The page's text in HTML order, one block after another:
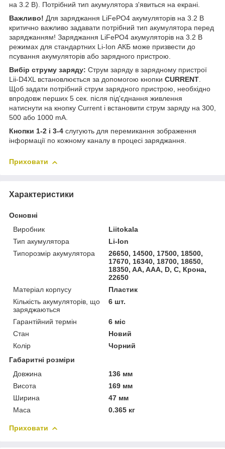
на 3.2 В). Потрібний тип акумулятора з'явиться на екрані.
Важливо! Для заряджання LiFePO4 акумуляторів на 3.2 В
критично важливо задавати потрібний тип акумулятора перед
заряджанням! Заряджання LiFePO4 акумуляторів на 3.2 В
режимах для стандартних Li-Ion АКБ може призвести до
псування акумуляторів або зарядного пристрою.
Вибір струму заряду: Струм заряду в зарядному пристрої
Lii-D4XL встановлюється за допомогою кнопки CURRENT.
Щоб задати потрібний струм зарядного пристрою, необхідно
впродовж перших 5 сек. після під'єднання живлення
натиснути на кнопку Current і встановити струм заряду на 300,
500 або 1000 mA.
Кнопки 1-2 і 3-4 слугують для перемикання зображення
інформації по кожному каналу в процесі заряджання.
Приховати
Характеристики
Основні
Виробник
Liitokala
Тип акумулятора
Li-Ion
Типорозмір акумулятора
26650, 14500, 17500, 18500,
17670, 16340, 18700, 18650,
18350, AA, AAA, D, C, Крона,
22650
Матеріал корпусу
Пластик
Кількість акумуляторів, що
заряджаються
6 шт.
Гарантійний термін
6 міс
Стан
Новий
Колір
Чорний
Габаритні розміри
Довжина
136 мм
Висота
169 мм
Ширина
47 мм
Маса
0.365 кг
Приховати